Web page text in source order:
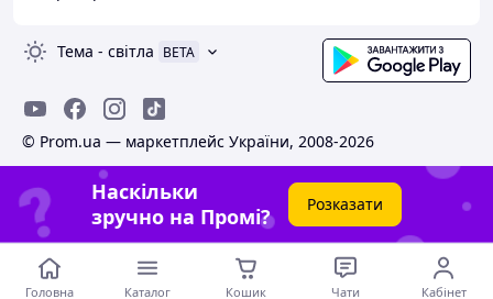
Тема - світла BETA
© Prom.ua — маркетплейс України, 2008-2026
Наскільки
зручно на Промі?
Розказати
Головна Каталог Кошик Чати Кабінет